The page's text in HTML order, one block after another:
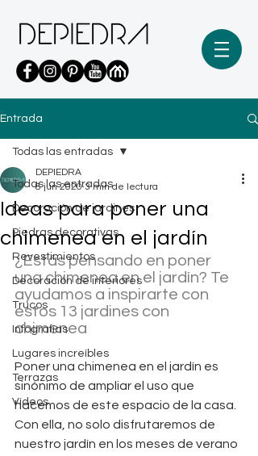
Entrada
Todas las entradas
Decoración de jardines
Piedras decorativas
Revestimientos
Decoración de interiores
Trucos
Infografías
Lugares increíbles
Terrazas
Vídeos
Todas las entradas
Ideas para poner una
chimenea en el jardín
DEPIEDRA
8 jun 2020 3 min de lectura
¿Estás pensando en poner
una chimenea en el jardín? Te
ayudamos a inspirarte con
estos 13 jardines con
chimenea
Poner una chimenea en el jardín es
sinónimo de ampliar el uso que
hacemos de este espacio de la casa.
Con ella, no solo disfrutaremos de
nuestro jardín en los meses de verano